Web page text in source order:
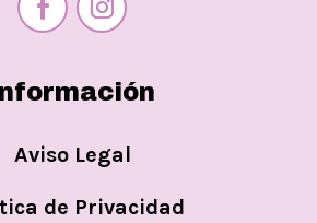
Información
Aviso Legal
de Privacidad